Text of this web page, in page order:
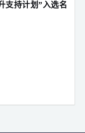
支持计划”入选名